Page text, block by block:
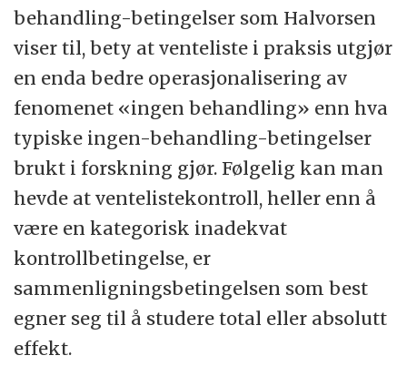
behandling-betingelser som Halvorsen
viser til, bety at venteliste i praksis utgjør
en enda bedre operasjonalisering av
fenomenet «ingen behandling» enn hva
typiske ingen-behandling-betingelser
brukt i forskning gjør. Følgelig kan man
hevde at ventelistekontroll, heller enn å
være en kategorisk inadekvat
kontrollbetingelse, er
sammenligningsbetingelsen som best
egner seg til å studere total eller absolutt
effekt.